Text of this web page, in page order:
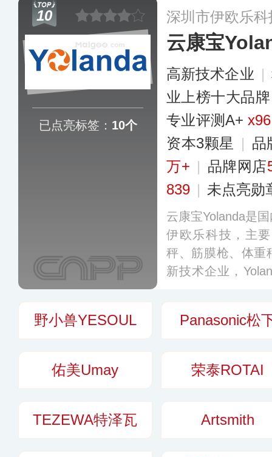
身服饰、瑜伽垫
10
已点亮标签： 10个
深圳市伊欧乐
云康宝
高新技术企业 |
业上榜十大品牌
专业评测A+x96
资本3颗星
| 品
万+ | 品牌网店
839 | 未点亮勋
云康宝Yolanda是
伊欧乐科技，主
秤、筋膜枪、体重
新技术企业，
家和地区。 更多
野小兽YESOUL Panasonic松
佑美Umay 荣泰ROTAI
TEZEWA特泽瓦 Artsmith